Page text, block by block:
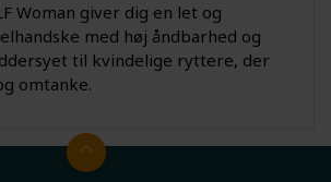
Woman giver dig en let og
med høj åndbarhed og
til kvindelige ryttere, der
omtanke.